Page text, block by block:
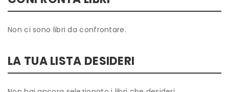
Non ci sono libri da confrontare.
LA TUA LISTA DESIDERI